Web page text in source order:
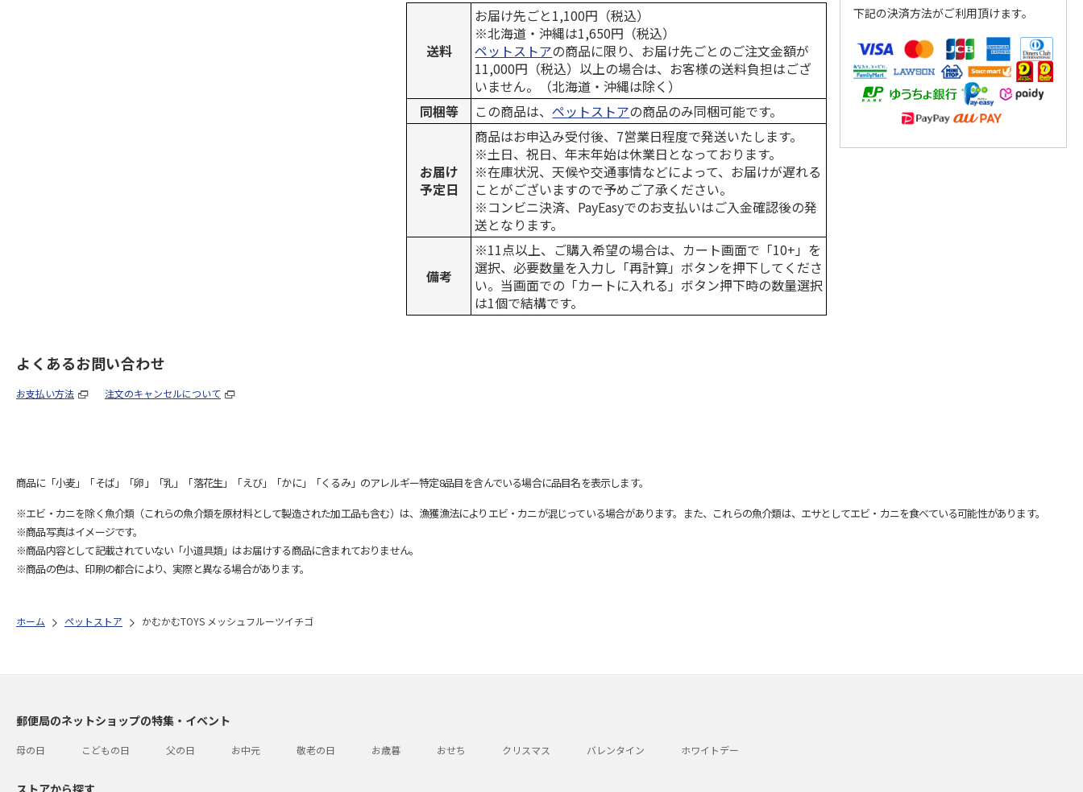
送料
お届け先ごと1,100円（税込）
※北海道・沖縄は1,650円（税込）
ペットストアの商品に限り、お届け先ごとのご注文金額が
11,000円（税込）以上の場合は、お客様の送料負担はござ
いません。（北海道・沖縄は除く）
同梱等
この商品は、ペットストアの商品のみ同梱可能です。
お届け
予定日
商品はお申込み受付後、7営業日程度で発送いたします。
※土日、祝日、年末年始は休業日となっております。
※在庫状況、天候や交通事情などによって、お届けが遅れる
ことがございますので予めご了承ください。
※コンビニ決済、PayEasyでのお支払いはご入金確認後の発
送となります。
備考
※11点以上、ご購入希望の場合は、カート画面で「10+」を
選択、必要数量を入力し「再計算」ボタンを押下してくださ
い。当画面での「カートに入れる」ボタン押下時の数量選択
は1個で結構です。
下記の決済方法がご利用頂けます。
よくあるお問い合わせ
お支払い方法 注文のキャンセルについて
商品に「小麦」「そば」「卵」「乳」「落花生」「えび」「かに」「くるみ」のアレルギー特定8品目を含んでいる場合に品目名を表示します。
※エビ・カニを除く魚介類（これらの魚介類を原材料として製造された加工品も含む）は、漁獲漁法によりエビ・カニが混じっている場合があります。また、これらの魚介類は、エサとしてエビ・カニを食べている可能性があります。
※商品写真はイメージです。
※商品内容として記載されていない「小道具類」はお届けする商品に含まれておりません。
※商品の色は、印刷の都合により、実際と異なる場合があります。
ホーム ペットストア かむかむTOYS メッシュフルーツイチゴ
郵便局のネットショップの特集・イベント
母の日 こどもの日 父の日 お中元 敬老の日 お歳暮 おせち クリスマス バレンタイン ホワイトデー
ストアから探す